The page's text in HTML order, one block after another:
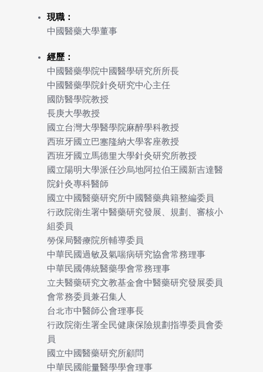
現職：
中國醫藥大學董事
經歷：
中國醫藥學院中國醫學研究所所長
中國醫藥學院針灸研究中心主任
國防醫學院教授
長庚大學教授
國立台灣大學醫學院麻醉學科教授
西班牙國立巴塞隆納大學客座教授
西班牙國立馬德里大學針灸研究所教授
國立陽明大學派任沙烏地阿拉伯王國新吉達醫
院針灸專科醫師
國立中國醫藥研究所中國醫藥典籍整編委員
行政院衛生署中醫藥研究發展、規劃、審核小
組委員
勞保局醫療院所輔導委員
中華民國過敏及氣喘病研究協會常務理事
中華民國傳統醫藥學會常務理事
立夫醫藥研究文教基金會中醫藥研究發展委員
會常務委員兼召集人
台北市中醫師公會理事長
行政院衛生署全民健康保險規劃指導委員會委
員
國立中國醫藥研究所顧問
中華民國能量醫學學會理事